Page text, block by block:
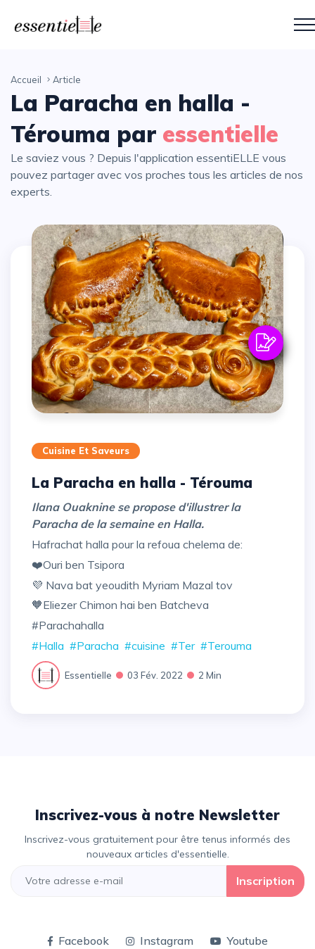
Accueil Article
La Paracha en halla -
Térouma par essentielle
Le saviez vous ? Depuis l'application essentiELLE vous
pouvez partager avec vos proches tous les articles de nos
experts.
Cuisine Et Saveurs
La Paracha en halla - Térouma
Ilana Ouaknine se propose d'illustrer la
Paracha de la semaine en Halla.
Hafrachat halla pour la refoua chelema de:
❤️Ouri ben Tsipora
💜 Nava bat yeoudith Myriam Mazal tov
🧡Eliezer Chimon hai ben Batcheva
#parachahalla
#Halla #Paracha #cuisine #Ter #Terouma
Essentielle 03 Fév. 2022 2 Min
Inscrivez-vous à notre Newsletter
Inscrivez-vous gratuitement pour être tenus informés des
nouveaux articles d'essentielle.
Inscription
Facebook Instagram Youtube